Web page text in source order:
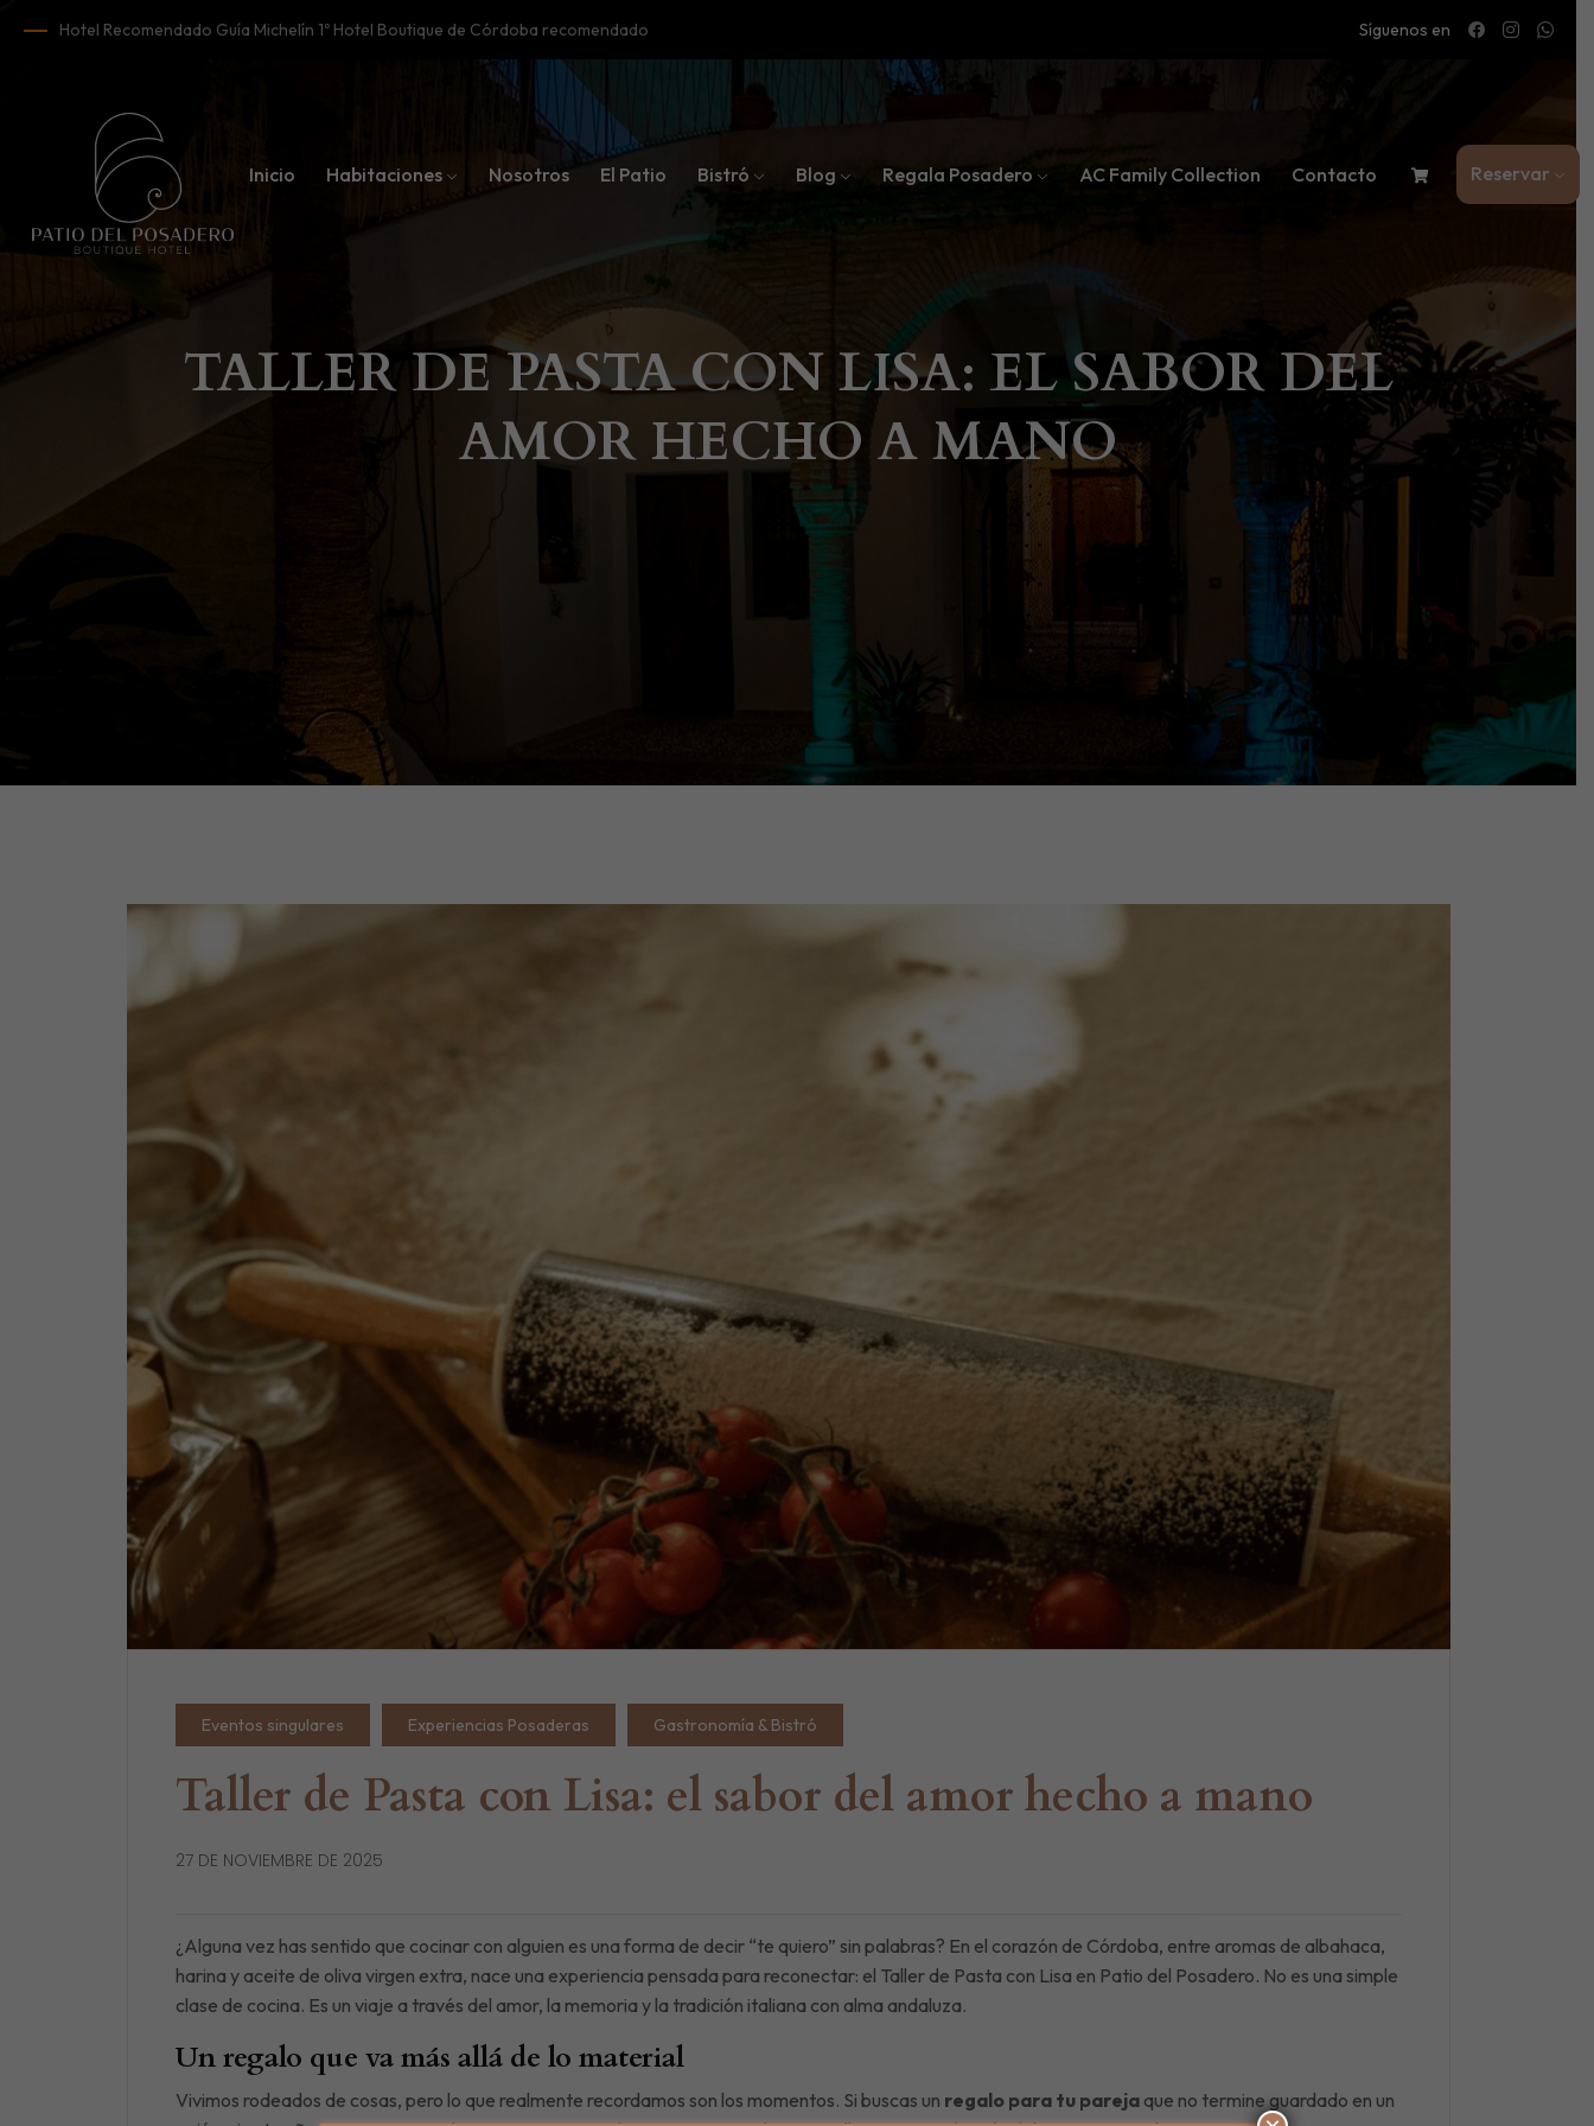
Hotel Recomendado Guía Michelín 1º Hotel Boutique de Córdoba recomendado Síguenos en
Inicio Habitaciones Nosotros El Patio Bistró Blog Regala Posadero AC Family Collection Contacto Reservar
TALLER DE PASTA CON LISA: EL SABOR DEL
AMOR HECHO A MANO
Eventos singulares Experiencias Posaderas Gastronomía & Bistró
Taller de Pasta con Lisa: el sabor del amor hecho a mano
27 DE NOVIEMBRE DE 2025
¿Alguna vez has sentido que cocinar con alguien es una forma de decir “te quiero” sin palabras? En el corazón de Córdoba, entre aromas de albahaca,
harina y aceite de oliva virgen extra, nace una experiencia pensada para reconectar: el Taller de Pasta con Lisa en Patio del Posadero. No es una simple
clase de cocina. Es un viaje a través del amor, la memoria y la tradición italiana con alma andaluza.
Un regalo que va más allá de lo material
Vivimos rodeados de cosas, pero lo que realmente recordamos son los momentos. Si buscas un regalo para tu parejaque no termine guardado en un